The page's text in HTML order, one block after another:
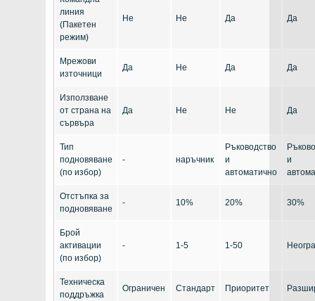
линия
(Пакетен
режим)
Не Не Да Да
Мрежови
източници
Да Не Да Да
Използване
от страна на
сървъра
Да Не Не Да
Тип
подновяване
(по избор)
- наръчник
Ръководство
и
автоматично
и
Отстъпка за
подновяване
- 10% 20% 30%
Брой
активации
(по избор)
- 1-5 1-50
Техническа
поддръжка
Ограничен Стандарт Приоритет